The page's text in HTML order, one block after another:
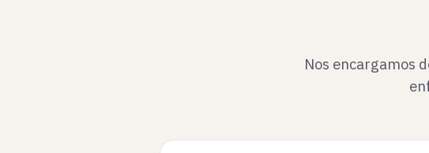
Nos encargamos